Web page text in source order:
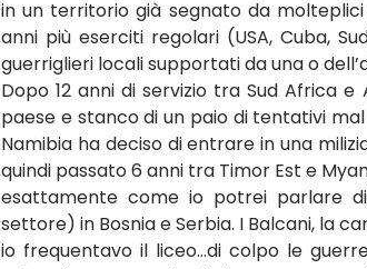
in un territorio già segnato da
anni più eserciti regolari (USA, Cuba,
guerriglieri locali supportati da una o
Dopo 12 anni di servizio tra Sud Africa
paese e stanco di un paio di tentativi
Namibia ha deciso di entrare in una
quindi passato 6 anni tra Timor Est e
esattamente come io potrei parlare
settore) in Bosnia e Serbia. I Balcani, la
io frequentavo il liceo…di colpo le